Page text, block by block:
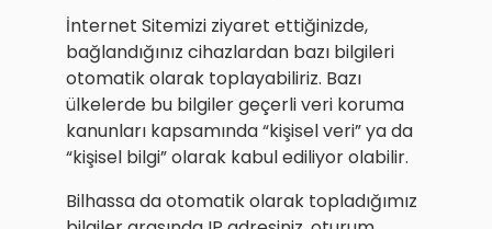
İnternet Sitemizi ziyaret ettiğinizde,
bağlandığınız cihazlardan bazı bilgileri
otomatik olarak toplayabiliriz. Bazı
ülkelerde bu bilgiler geçerli veri koruma
kanunları kapsamında “kişisel veri” ya da
“kişisel bilgi” olarak kabul ediliyor olabilir.
Bilhassa da otomatik olarak topladığımız